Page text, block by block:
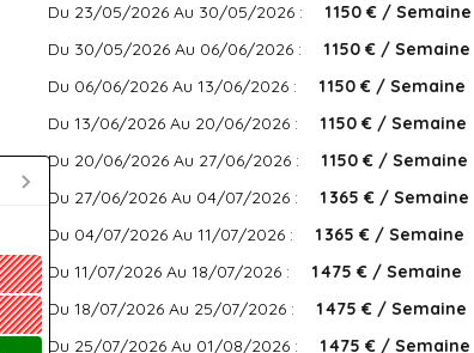
Du 23/05/2026 Au 30/05/2026 :
1 150 € / Semaine
Du 30/05/2026 Au 06/06/2026 :
1 150 € / Semaine
Du 06/06/2026 Au 13/06/2026 :
1 150 € / Semaine
Du 13/06/2026 Au 20/06/2026 :
1 150 € / Semaine
Du 20/06/2026 Au 27/06/2026 :
1 150 € / Semaine
Du 27/06/2026 Au 04/07/2026 :
1 365 € / Semaine
Du 04/07/2026 Au 11/07/2026 :
1 365 € / Semaine
Du 11/07/2026 Au 18/07/2026 :
1 475 € / Semaine
Du 18/07/2026 Au 25/07/2026 :
1 475 € / Semaine
Du 25/07/2026 Au 01/08/2026 :
1 475 € / Semaine